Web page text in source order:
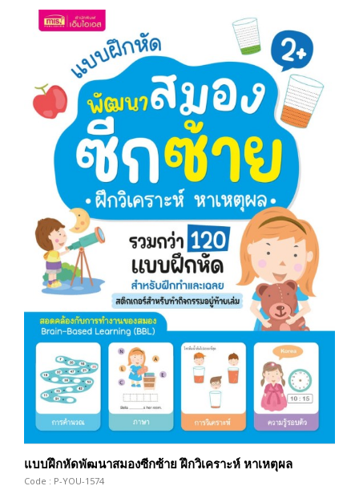
แบบฝึกหัดพัฒนาสมองซีกซ้าย ฝึกวิเคราะห์ หาเหตุผล
Code : P-YOU-1574